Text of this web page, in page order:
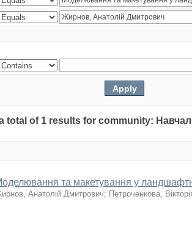
total of 1 results for community:
та макетування у
Анатолій Дмитрович; Петроченкова,